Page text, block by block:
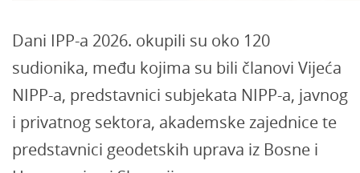
Dani IPP-a 2026. okupili su oko 120
sudionika, među kojima su bili članovi Vijeća
NIPP-a, predstavnici subjekata NIPP-a, javnog
i privatnog sektora, akademske zajednice te
predstavnici geodetskih uprava iz Bosne i